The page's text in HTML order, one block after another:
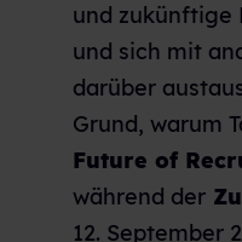
und zukünftige
und sich mit
darüber
Grund, warum
Future of
während der
12. September